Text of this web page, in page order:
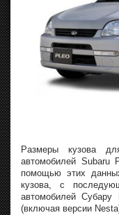
Размеры кузова
автомобилей Subaru
помощью этих
кузова, с
автомобилей
(включая версии